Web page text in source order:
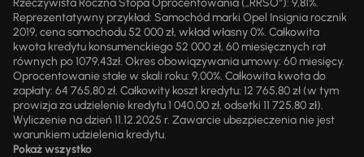
Rzeczywista Roczna Stopa Oprocentowania („RRSO“): 9,81%.
Reprezentatywny przykład: Samochód marki Opel Insignia rocznik
2019, cena samochodu 52 000 zł, wkład własny 0%. Całkowita
kwota kredytu konsumenckiego 52 000 zł, 60 miesięcznych rat
równych po 1079,43zł. Okres obowiązywania umowy: 60 miesięcy.
Oprocentowanie stałe w skali roku: 9,00%. Całkowita kwota do
zapłaty: 64 765,80 zł. Całkowity koszt kredytu: 12 765,80 zł (w tym
prowizja za udzielenie kredytu 1 040,00 zł, odsetki 11 725,80 zł).
Wyliczenie na dzień 11.12.2025 r. Zawarcie ubezpieczenia nie jest
warunkiem udzielenia kredytu.
Pokaż wszystko